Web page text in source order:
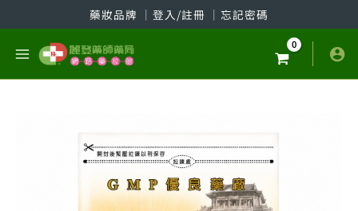
至
藥妝品牌 │ 登入/註冊 │ 忘記密碼